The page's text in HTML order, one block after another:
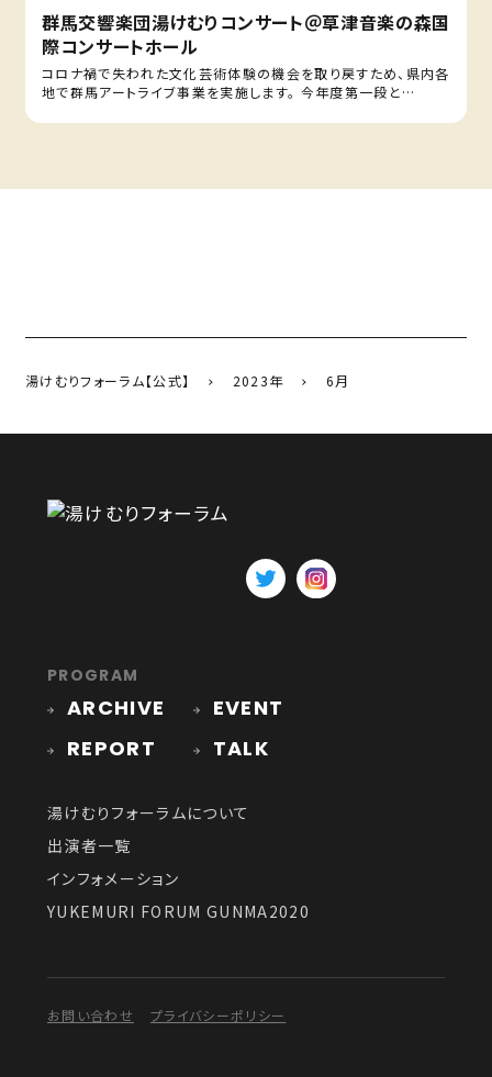
群馬交響楽団湯けむりコンサート＠草津音楽の森国
際コンサートホール
コロナ禍で失われた文化芸術体験の機会を取り戻すため、県内各
地で群馬アートライブ事業を実施します。 今年度第一段と…
湯けむりフォーラム【公式】 2023年 6月
PROGRAM
ARCHIVE
EVENT
REPORT
TALK
湯けむりフォーラムについて
出演者一覧
インフォメーション
YUKEMURI FORUM GUNMA2020
お問い合わせ プライバシーポリシー